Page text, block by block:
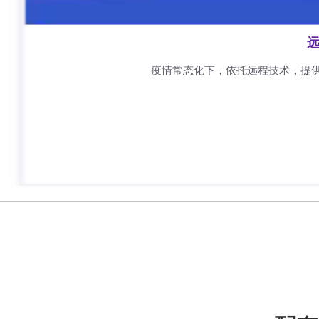
疫情常态化下，依托远程技术，提